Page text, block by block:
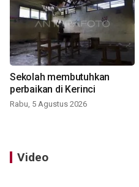
Sekolah membutuhkan
perbaikan di Kerinci
Rabu, 5 Agustus 2026
Video